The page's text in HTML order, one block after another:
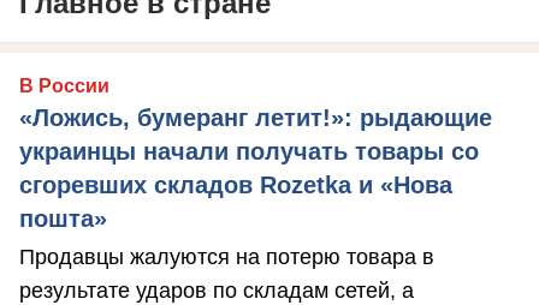
В России
«Ложись, бумеранг летит!»: рыдающие
украинцы начали получать товары со
сгоревших складов Rozetka и «Нова
пошта»
Продавцы жалуются на потерю товара в
результате ударов по складам сетей, а